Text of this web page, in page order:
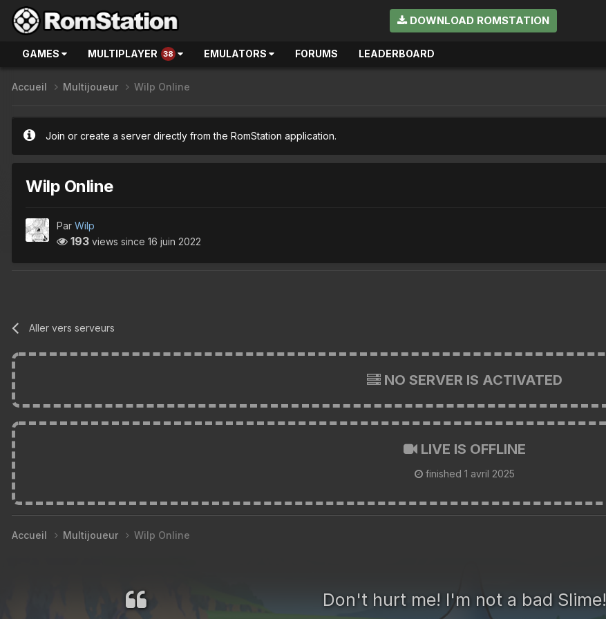
DOWNLOAD ROMSTATION
GAMES MULTIPLAYER 38 EMULATORS FORUMS LEADERBOARD
Accueil Multijoueur Wilp Online
Join or create a server directly from the RomStation application.
Wilp Online
Par Wilp
193 views since 16 juin 2022
Aller vers serveurs
NO SERVER IS ACTIVATED
LIVE IS OFFLINE
finished 1 avril 2025
Accueil Multijoueur Wilp Online
Don't hurt me! I'm not a bad Slime!